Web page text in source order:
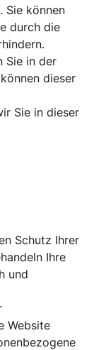
Sie können
durch die
Sie in der
dieser
Sie in dieser
Schutz Ihrer
Ihre
und
Website